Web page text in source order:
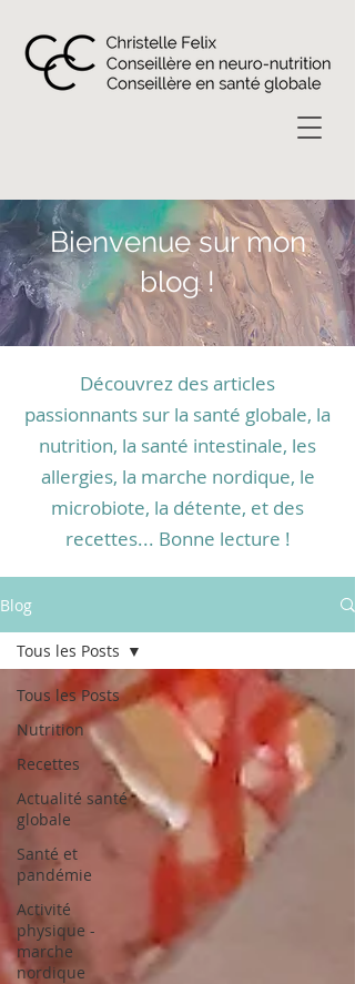
Bienvenue sur mon
blog !
Découvrez des articles
passionnants sur la santé globale, la
nutrition, la santé intestinale, les
allergies, la marche nordique, le
microbiote, la détente, et des
recettes... Bonne lecture !
Blog
Tous les Posts
Nutrition
Recettes
Actualité santé
globale
Santé et
pandémie
Activité
physique -
marche
nordique
Tous les Posts